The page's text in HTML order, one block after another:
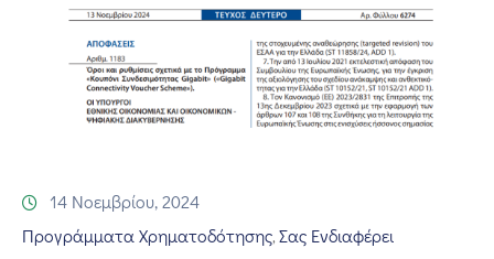
Σωματεία
Πληροφόρηση
Επικοινωνία
14 Νοεμβρίου, 2024
Προγράμματα Χρηματοδότησης‚ Σας Ενδιαφέρει